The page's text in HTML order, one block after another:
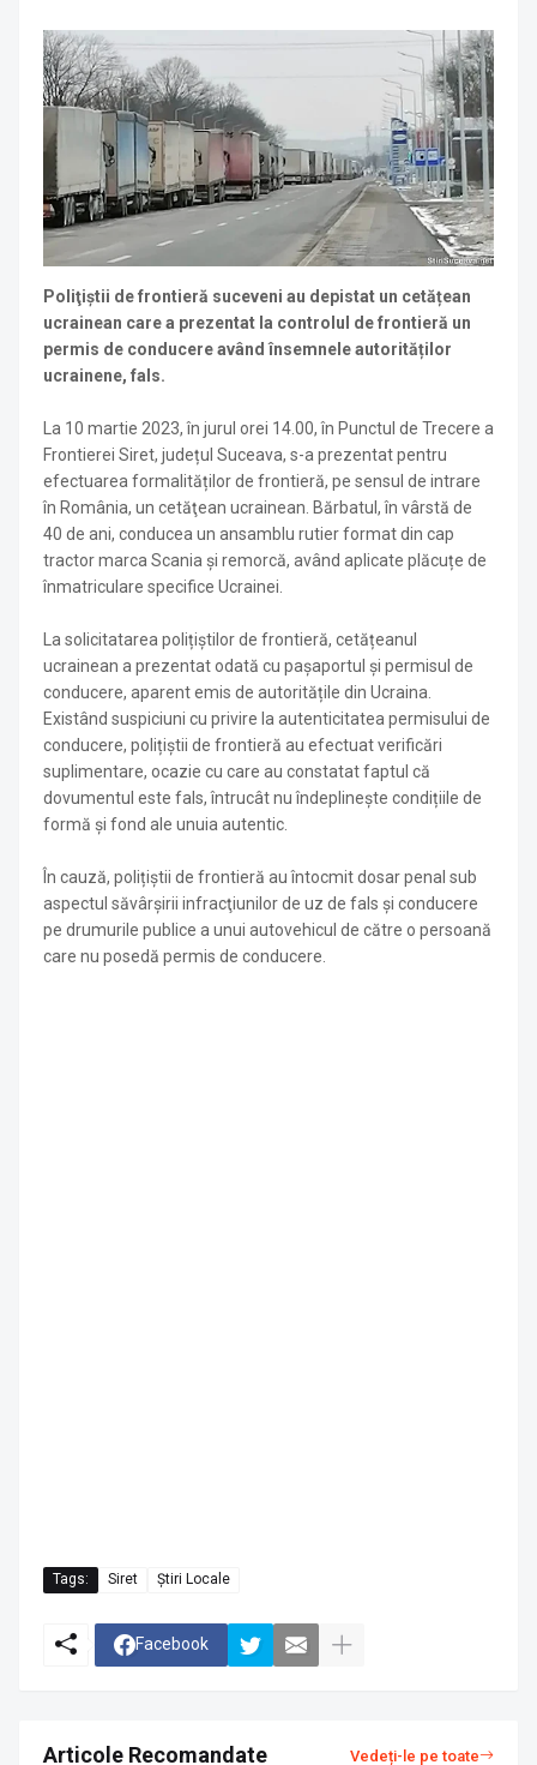
Poliţiştii de frontieră suceveni au depistat un cetățean
ucrainean care a prezentat la controlul de frontieră un
permis de conducere având însemnele autorităților
ucrainene, fals.
La 10 martie 2023, în jurul orei 14.00, în Punctul de Trecere a
Frontierei Siret, județul Suceava, s-a prezentat pentru
efectuarea formalităților de frontieră, pe sensul de intrare
în România, un cetăţean ucrainean. Bărbatul, în vârstă de
40 de ani, conducea un ansamblu rutier format din cap
tractor marca Scania și remorcă, având aplicate plăcuțe de
înmatriculare specifice Ucrainei.
La solicitatarea polițiștilor de frontieră, cetățeanul
ucrainean a prezentat odată cu pașaportul și permisul de
conducere, aparent emis de autoritățile din Ucraina.
Existând suspiciuni cu privire la autenticitatea permisului de
conducere, polițiștii de frontieră au efectuat verificări
suplimentare, ocazie cu care au constatat faptul că
dovumentul este fals, întrucât nu îndeplinește condițiile de
formă și fond ale unuia autentic.
În cauză, polițiștii de frontieră au întocmit dosar penal sub
aspectul săvârşirii infracţiunilor de uz de fals și conducere
pe drumurile publice a unui autovehicul de către o persoană
care nu posedă permis de conducere.
Tags: Siret Știri Locale
Facebook
Articole Recomandate Vedeți-le pe toate